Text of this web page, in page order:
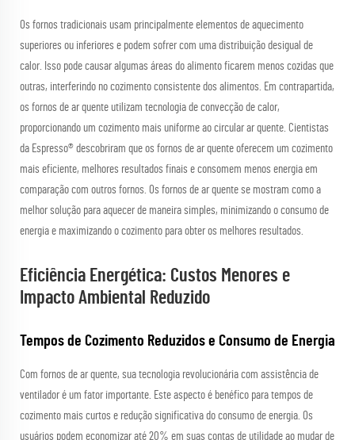
Os fornos tradicionais usam principalmente elementos de aquecimento
superiores ou inferiores e podem sofrer com uma distribuição desigual de
calor. Isso pode causar algumas áreas do alimento ficarem menos cozidas que
outras, interferindo no cozimento consistente dos alimentos. Em contrapartida,
os fornos de ar quente utilizam tecnologia de convecção de calor,
proporcionando um cozimento mais uniforme ao circular ar quente. Cientistas
da Espresso® descobriram que os fornos de ar quente oferecem um cozimento
mais eficiente, melhores resultados finais e consomem menos energia em
comparação com outros fornos. Os fornos de ar quente se mostram como a
melhor solução para aquecer de maneira simples, minimizando o consumo de
energia e maximizando o cozimento para obter os melhores resultados.
Eficiência Energética: Custos Menores e
Impacto Ambiental Reduzido
Tempos de Cozimento Reduzidos e Consumo de Energia
Com fornos de ar quente, sua tecnologia revolucionária com assistência de
ventilador é um fator importante. Este aspecto é benéfico para tempos de
cozimento mais curtos e redução significativa do consumo de energia. Os
usuários podem economizar até 20% em suas contas de utilidade ao mudar de